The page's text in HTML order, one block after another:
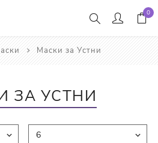
0
Маски за Устни
ЗА УСТНИ